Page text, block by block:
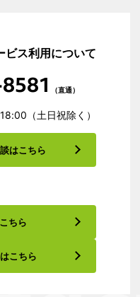
ビス利用について
（直通）
（土日祝除く）
はこちら
ちら
こちら